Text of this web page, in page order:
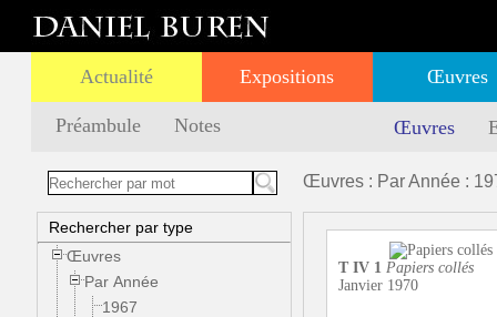
Actualité Expositions Œuvres
Préambule Notes Œuvres
Rechercher par type
Œuvres
Par Année
1967
Œuvres : Par Année :
T IV 1 Papiers collés
Janvier 1970